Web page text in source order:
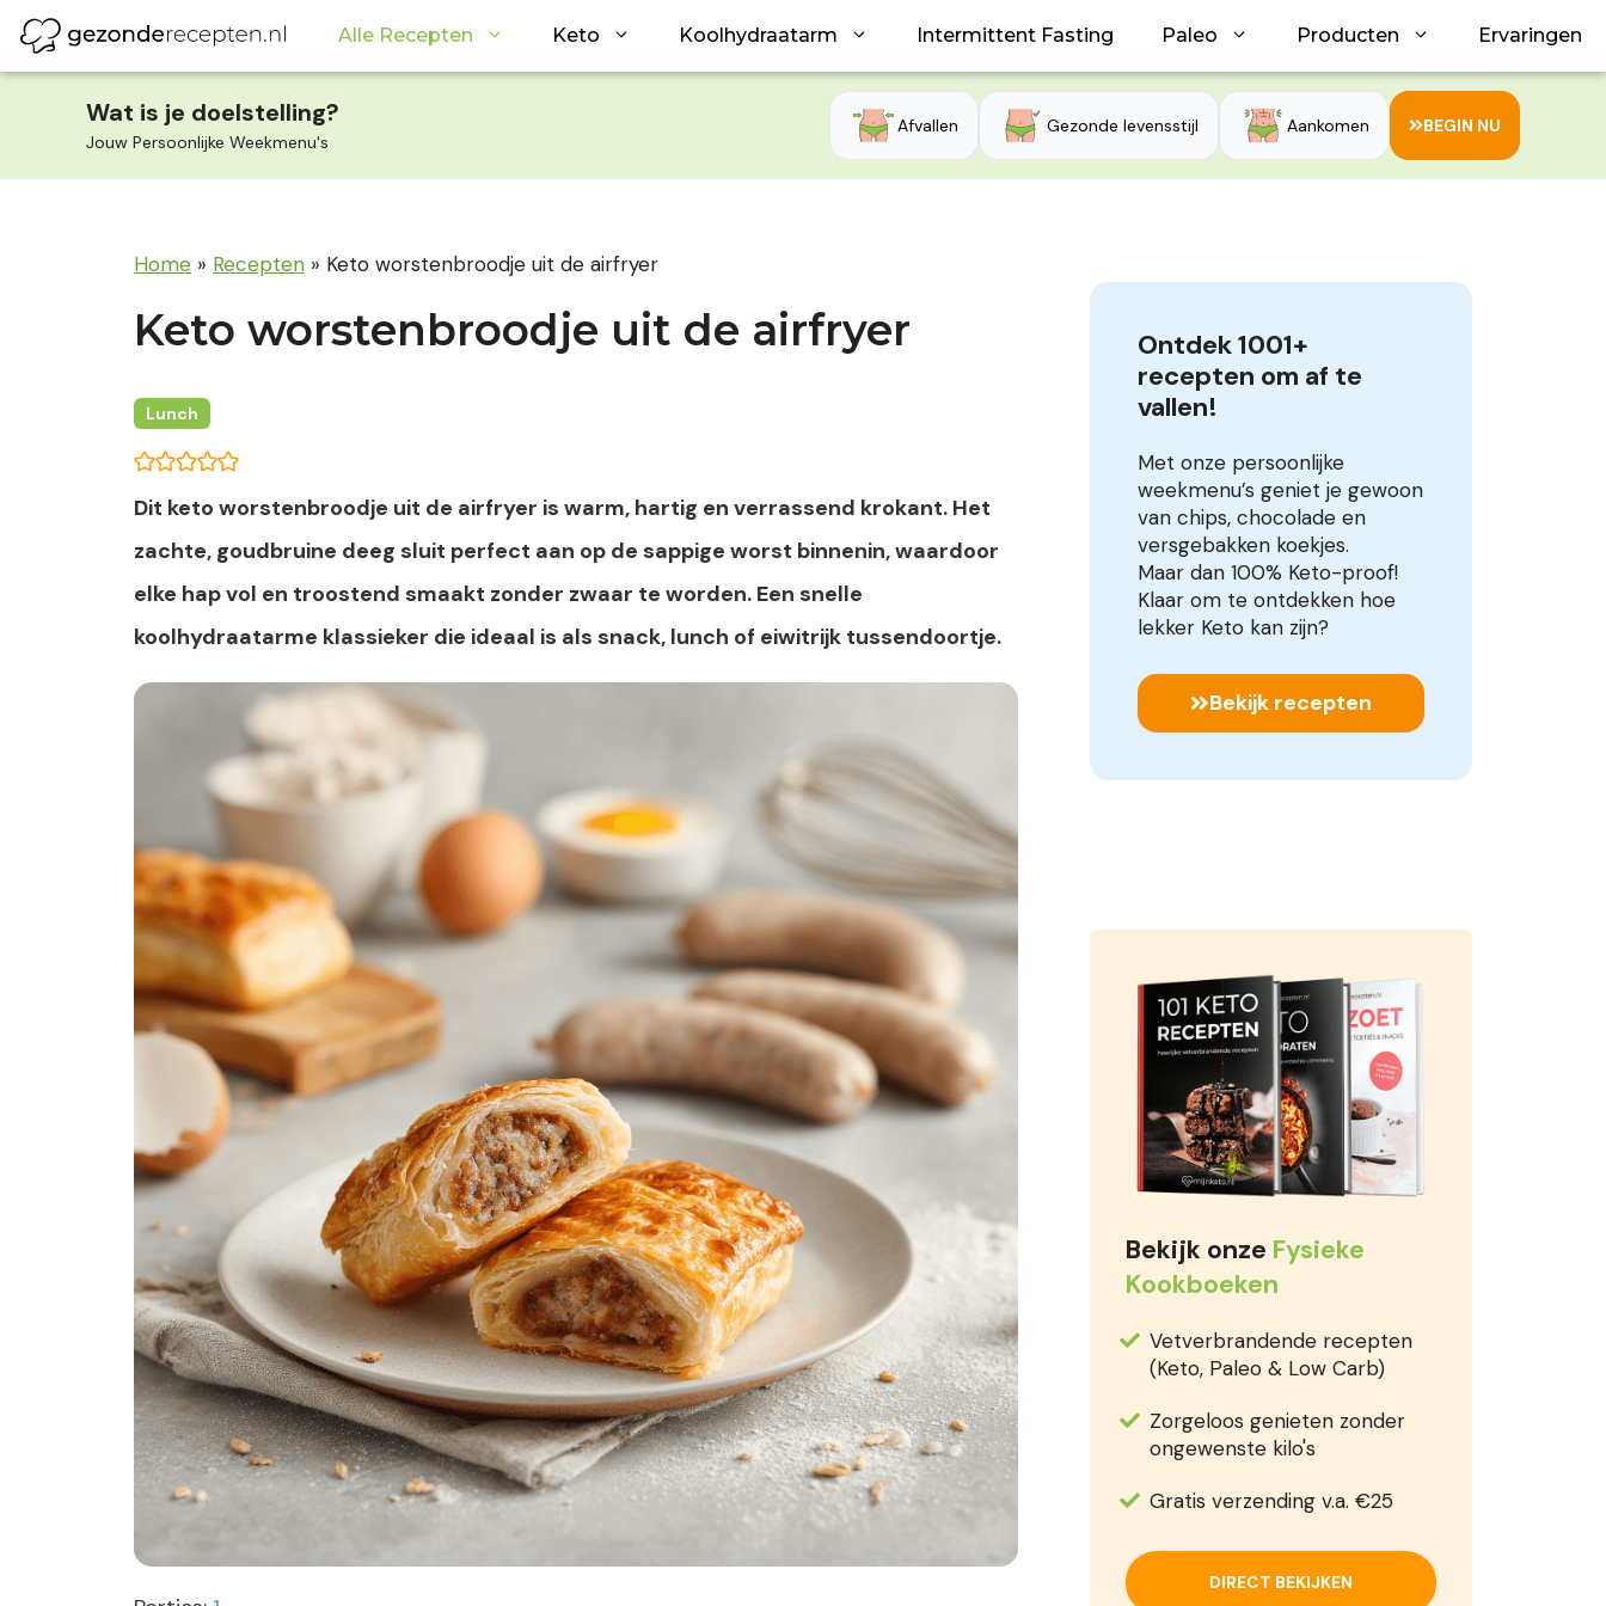
naar
de
Alle Recepten Keto Koolhydraatarm Intermittent Fasting Paleo Producten Ervaringen
Wat is je doelstelling?
Jouw Persoonlijke Weekmenu's
Afvallen Gezonde levensstijl Aankomen BEGIN NU
Home » Recepten » Keto worstenbroodje uit de airfryer
Keto worstenbroodje uit de airfryer
Lunch
Dit keto worstenbroodje uit de airfryer is warm, hartig en verrassend krokant. Het
zachte, goudbruine deeg sluit perfect aan op de sappige worst binnenin, waardoor
elke hap vol en troostend smaakt zonder zwaar te worden. Een snelle
koolhydraatarme klassieker die ideaal is als snack, lunch of eiwitrijk tussendoortje.
Ontdek 1001+
recepten om af te
vallen!
Met onze persoonlijke
weekmenu’s geniet je gewoon
van chips, chocolade en
versgebakken koekjes.
Maar dan 100% Keto-proof!
Klaar om te ontdekken hoe
lekker Keto kan zijn?
Bekijk recepten
Bekijk onze Fysieke
Kookboeken
Vetverbrandende recepten
(Keto, Paleo & Low Carb)
Zorgeloos genieten zonder
ongewenste kilo's
Gratis verzending v.a. €25
DIRECT BEKIJKEN